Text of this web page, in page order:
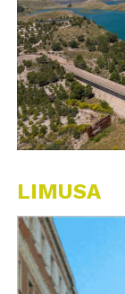
LIMUSA